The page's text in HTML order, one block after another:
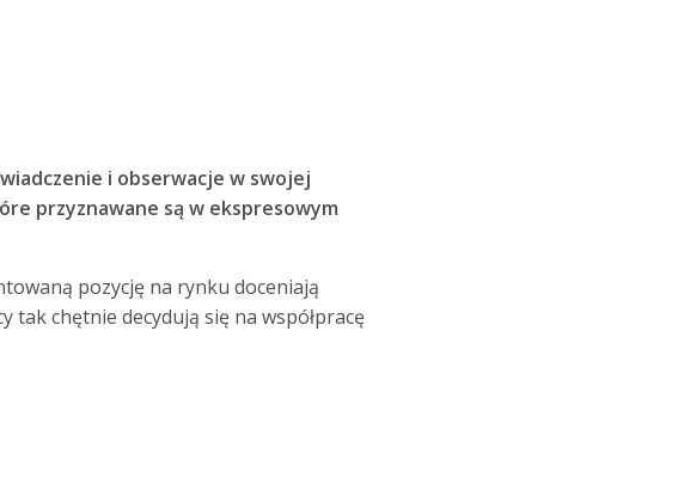
i obserwacje w swojej
przyznawane są w ekspresowym
pozycję na rynku doceniają
chętnie decydują się na współpracę